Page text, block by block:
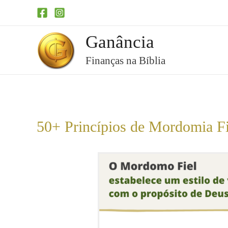
Ganância
Finanças na Bíblia
50+ Princípios de Mordomia